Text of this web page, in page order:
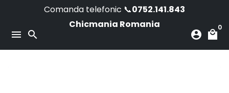
content
Comanda telefonic 📞0752.141.843
menu search
Chicmania Romania
account_circle local_mall
0